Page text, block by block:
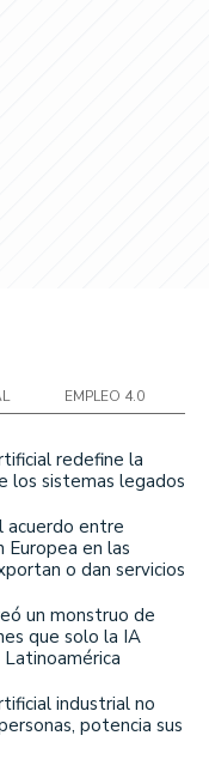
EMPLEO 4.0
redefine la
los sistemas legados
acuerdo entre
Europea en las
o dan servicios
un monstruo de
que solo la IA
industrial no
potencia sus